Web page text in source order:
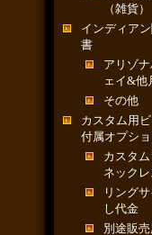
（雑貨）
インディア
書
アリゾ
ェイ&他
その他
カスタム用
付属オプシ
カスタ
ネック
リング
し代金
別途販